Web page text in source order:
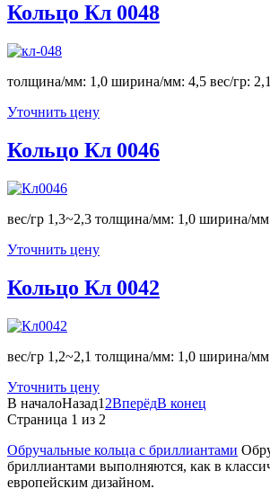
Кольцо Кл 0048
толщина/мм: 1,0 ширина/мм: 4,5 вес/гр:
Уточнить цену
Кольцо Кл 0046
вес/гр 1,3~2,3 толщина/мм: 1,0 ширина/
Уточнить цену
Кольцо Кл 0042
вес/гр 1,2~2,1 толщина/мм: 1,0 ширина/
Уточнить цену
В началоНазад1 2ВперёдВ конец
Страница 1 из 2
Обручальные кольца с бриллиантами
бриллиантами выполняются, как в
европейским дизайном.